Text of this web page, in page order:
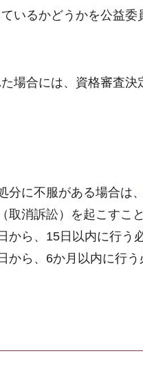
いるかどうかを公益委
場合には、資格審査
に不服がある場合は、
消訴訟）を起こすこ
ら、15日以内に行う
ら、6か月以内に行う